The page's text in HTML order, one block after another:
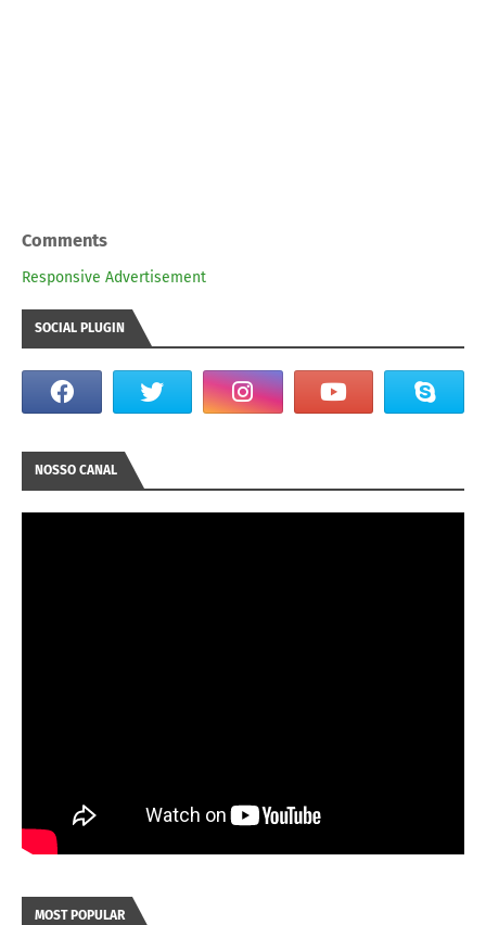
Comments
Responsive Advertisement
SOCIAL PLUGIN
NOSSO CANAL
MOST POPULAR